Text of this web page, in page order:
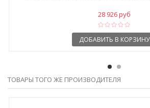
28 926 руб
ДОБАВИТЬ В КОРЗИНУ
ТОВАРЫ ТОГО ЖЕ ПРОИЗВОДИТЕЛЯ